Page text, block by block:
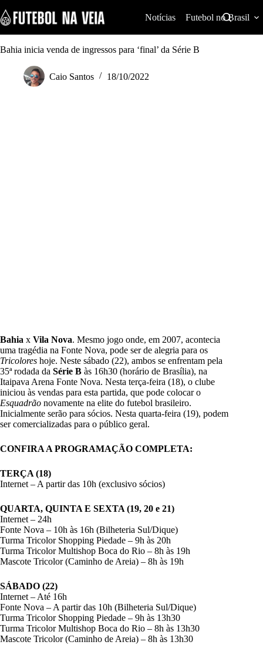
k
i
p
t
Notícias Futebol no Brasil
Bahia inicia venda de ingressos para ‘final’ da Série B
Caio Santos 18/10/2022
Bahia x Vila Nova. Mesmo jogo onde, em 2007, acontecia
uma tragédia na Fonte Nova, pode ser de alegria para os
Tricolores hoje. Neste sábado (22), ambos se enfrentam pela
35ª rodada da Série B às 16h30 (horário de Brasília), na
Itaipava Arena Fonte Nova. Nesta terça-feira (18), o clube
iniciou às vendas para esta partida, que pode colocar o
Esquadrão novamente na elite do futebol brasileiro.
Inicialmente serão para sócios. Nesta quarta-feira (19), podem
ser comercializadas para o público geral.
CONFIRA A PROGRAMAÇÃO COMPLETA:
TERÇA (18)
Internet – A partir das 10h (exclusivo sócios)
QUARTA, QUINTA E SEXTA (19, 20 e 21)
Internet – 24h
Fonte Nova – 10h às 16h (Bilheteria Sul/Dique)
Turma Tricolor Shopping Piedade – 9h às 20h
Turma Tricolor Multishop Boca do Rio – 8h às 19h
Mascote Tricolor (Caminho de Areia) – 8h às 19h
SÁBADO (22)
Internet – Até 16h
Fonte Nova – A partir das 10h (Bilheteria Sul/Dique)
Turma Tricolor Shopping Piedade – 9h às 13h30
Turma Tricolor Multishop Boca do Rio – 8h às 13h30
Mascote Tricolor (Caminho de Areia) – 8h às 13h30